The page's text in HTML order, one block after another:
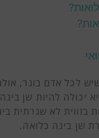
לכל אדם בוגר,
יכולה להיות שן
לא שגרתית
שן בינה כלואה.